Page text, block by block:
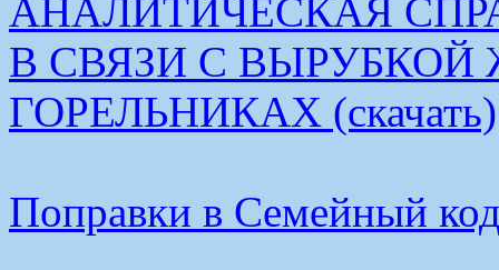
АНАЛИТИЧЕСКАЯ
В СВЯЗИ С
ГОРЕЛЬНИКАХ (скачать)
Поправки в Семейный